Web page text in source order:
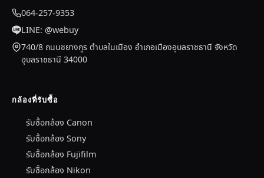
064-257-9353
LINE: @webuy
740/8 ถนนชยางกูร ตำบลในเมือง อำเภอเมืองอุบลราชธานี จังหวัด
อุบลราชธานี 34000
กล้องที่รับซื้อ
รับซื้อกล้อง Canon
รับซื้อกล้อง Sony
รับซื้อกล้อง Fujifilm
รับซื้อกล้อง Nikon